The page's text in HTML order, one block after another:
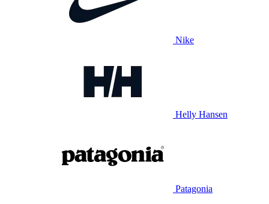
Nike
Helly Hansen
Patagonia